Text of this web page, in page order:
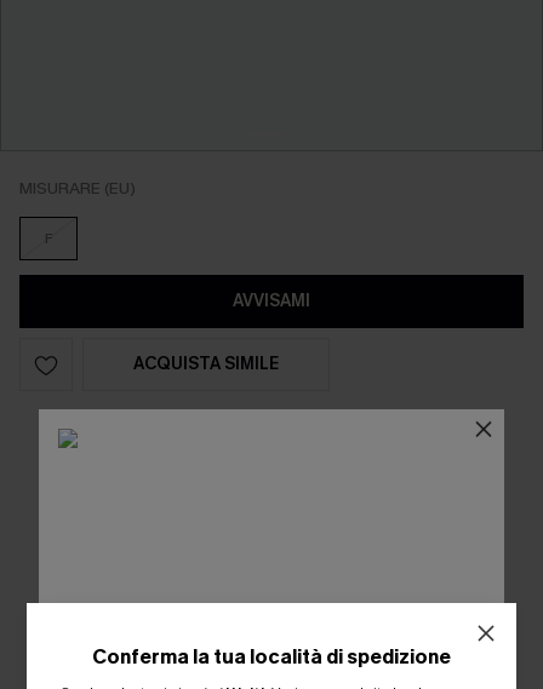
MISURARE (EU)
F
AVVISAMI
ACQUISTA SIMILE
Conferma la tua località di spedizione